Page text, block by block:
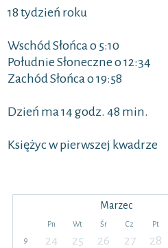
18 tydzień roku
Wschód Słońca o 5:10
Południe Słoneczne o 12:34
Zachód Słońca o 19:58
Dzień ma 14 godz. 48 min.
Księżyc w pierwszej kwadrze
Marzec
Pn Wt Śr Cz Pt
9
24 25 26 27 28